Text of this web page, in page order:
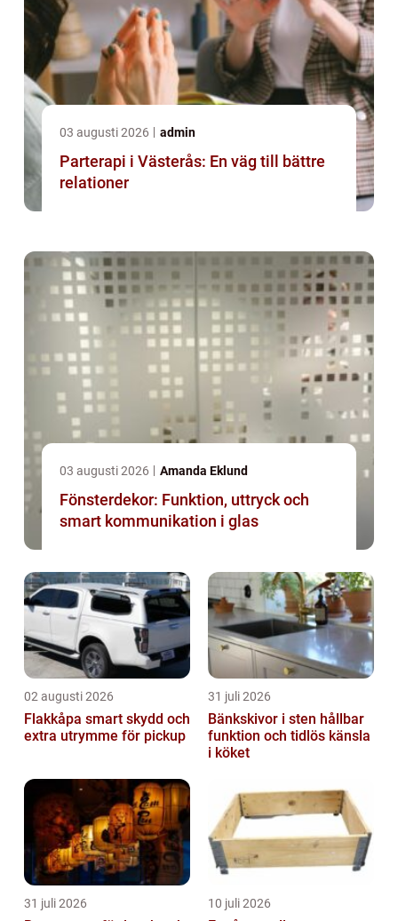
03 augusti 2026 admin
Parterapi i Västerås: En väg till bättre
relationer
03 augusti 2026 Amanda Eklund
Fönsterdekor: Funktion, uttryck och
smart kommunikation i glas
02 augusti 2026
Flakkåpa smart skydd och
extra utrymme för pickup
31 juli 2026
Bänkskivor i sten hållbar
funktion och tidlös känsla
i köket
31 juli 2026 10 juli 2026